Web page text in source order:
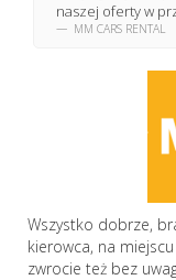
naszej oferty w
MM CARS RENTAL
Wszystko dobrze,
kierowca, na miejscu
zwrocie też bez